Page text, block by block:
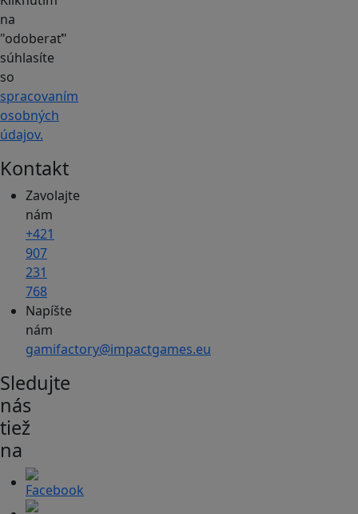
na
"odoberať"
súhlasíte
so
spracovaním
osobných
údajov.
Kontakt
Zavolajte
nám
+421
907
231
768
Napíšte
nám
gamifactory@impactgames.eu
Sledujte
nás
tiež
na